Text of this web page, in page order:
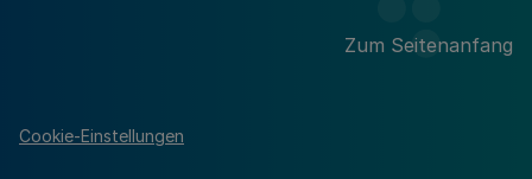
Zum Seitenanfang
Cookie-Einstellungen